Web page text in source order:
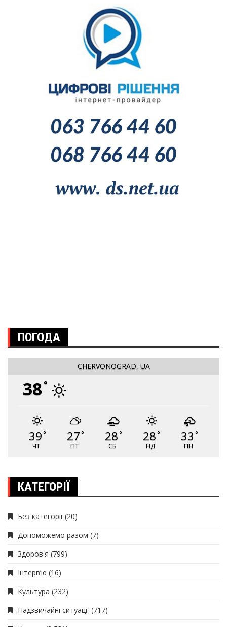
ПОГОДА
CHERVONOGRAD, UA
38°
39°
ЧТ
27°
ПТ
28°
СБ
28°
НД
33 °
ПН
КАТЕГОРІЇ
Без категорії (20)
Допоможемо разом (7)
Здоров'я (799)
Інтерв’ю (16)
Культура (232)
Надзвичайні ситуації (717)